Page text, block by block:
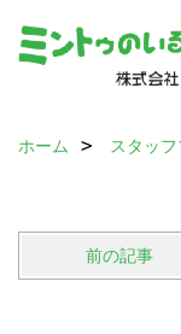
ホーム スタッ
前の記事